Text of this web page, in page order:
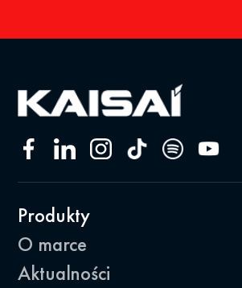
Produkty
O marce
Aktualności